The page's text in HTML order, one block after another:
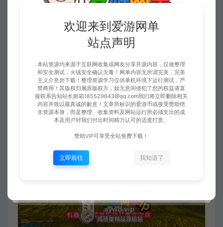
欢迎来到爱游网单
站点声明
本站资源均来源于互联网收集或网友分享开源内容，仅做整理
和安全测试，火绒安全确认无毒！网单内容无所谓完美，完美
主义介意勿下载！整理资源学习仅供单机环境下运行测试，严
禁商用！其版权归属原版权方，如无意间侵犯了您的权益请直
接联系告知站长邮箱185529643@qq.com我们将立即删除相关
内容并致以最真诚的歉意！文章所标识的爱游币或接受赞助绝
非资源本身，而是整理、收集资料及网站运行所必须支出的成
本及用户对我们付出时间精力认可的适度打赏。
赞助VIP可享受全站免费下载！
立即前往 我知道了